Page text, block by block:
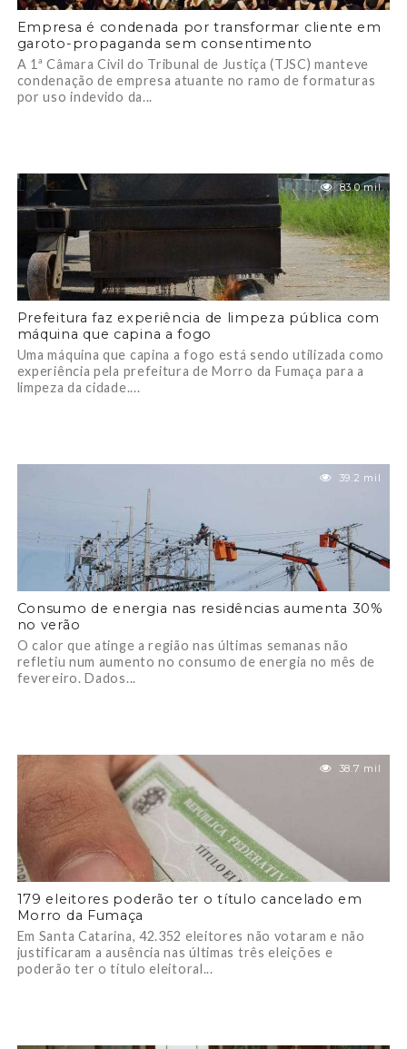
Empresa é condenada por transformar cliente em
garoto-propaganda sem consentimento
A 1ª Câmara Civil do Tribunal de Justiça (TJSC) manteve
condenação de empresa atuante no ramo de formaturas
por uso indevido da...
83.0 mil
Prefeitura faz experiência de limpeza pública com
máquina que capina a fogo
Uma máquina que capina a fogo está sendo utilizada como
experiência pela prefeitura de Morro da Fumaça para a
limpeza da cidade....
39.2 mil
Consumo de energia nas residências aumenta 30%
no verão
O calor que atinge a região nas últimas semanas não
refletiu num aumento no consumo de energia no mês de
fevereiro. Dados...
38.7 mil
179 eleitores poderão ter o título cancelado em
Morro da Fumaça
Em Santa Catarina, 42.352 eleitores não votaram e não
justificaram a ausência nas últimas três eleições e
poderão ter o título eleitoral...